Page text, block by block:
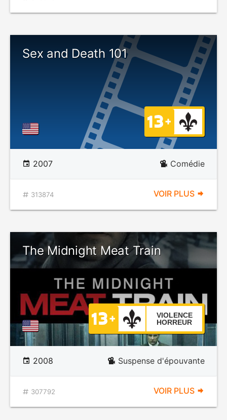
Sex and Death 101
2007 Comédie
313874 VOIR PLUS
The Midnight Meat Train
VIOLENCE
HORREUR
2008 Suspense d'épouvante
307792 VOIR PLUS